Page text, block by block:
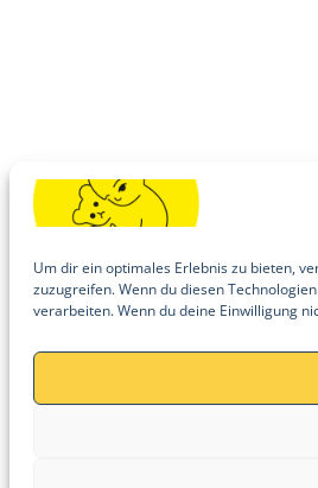
Um dir ein optimales Erlebnis zu bieten,
zuzugreifen. Wenn du diesen
verarbeiten. Wenn du deine Einwilligung